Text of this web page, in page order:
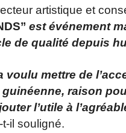
artistique et
est événement
de qualité depuis
voulu mettre de
raison
l’utile à
t-il souligné.